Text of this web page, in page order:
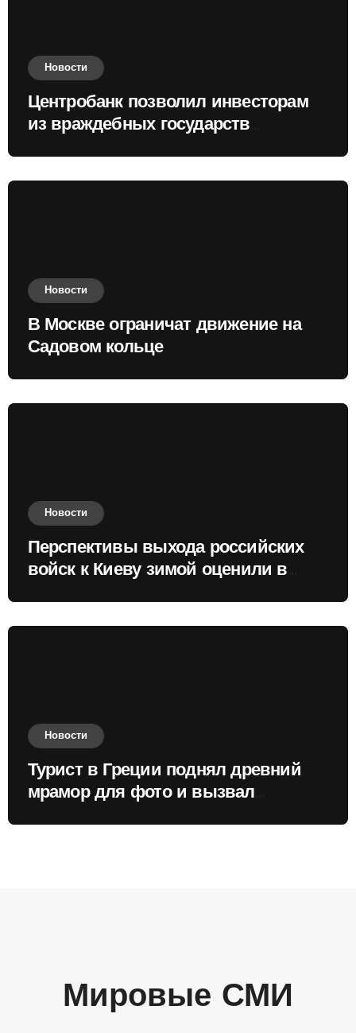
Новости
Центробанк позволил инвесторам
из враждебных государств
Новости
В Москве ограничат движение на
Садовом кольце
Новости
Перспективы выхода российских
войск к Киеву зимой оценили в
Новости
Турист в Греции поднял древний
мрамор для фото и вызвал
Мировые СМИ